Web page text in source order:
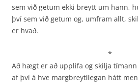
sem við getum ekki breytt um hann,
því sem við getum og, umfram allt,
er hvað.
*
Að hægt er að upplifa og skilja
af því á hve margbreytilegan hátt